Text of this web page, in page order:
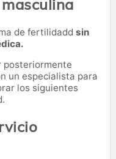
de fertilidadd sin
posteriormente
un especialista para
los siguientes